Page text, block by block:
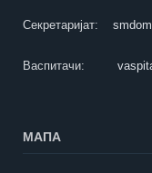
Секретаријат:
Васпитачи:
МАПА